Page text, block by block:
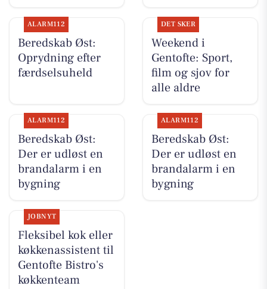
ALARM112
Beredskab Øst:
Oprydning efter
færdselsuheld
DET SKER
Weekend i
Gentofte: Sport,
film og sjov for
alle aldre
ALARM112
Beredskab Øst:
Der er udløst en
brandalarm i en
bygning
ALARM112
Beredskab Øst:
Der er udløst en
brandalarm i en
bygning
JOBNYT
Fleksibel kok eller
køkkenassistent til
Gentofte Bistro's
køkkenteam